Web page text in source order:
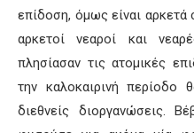
επίδοση, όμως είναι αρκετά
αρκετοί νεαροί και
πλησίασαν τις ατομικές
την καλοκαιρινή περίοδο
διεθνείς διοργανώσεις.